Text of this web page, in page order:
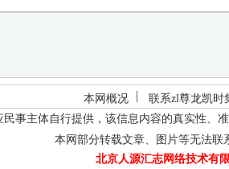
本网概况
联系zl尊龙凯时
事主体自行提供，该信息内容的真实性、
本网部分转载文章、图片等无法
北京人源汇志网络技术有